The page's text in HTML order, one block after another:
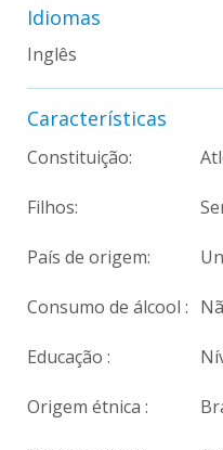
Idiomas
Inglês
Características
Constituição:
Filhos:
País de origem:
Consumo de álcool :
Educação :
Origem étnica :